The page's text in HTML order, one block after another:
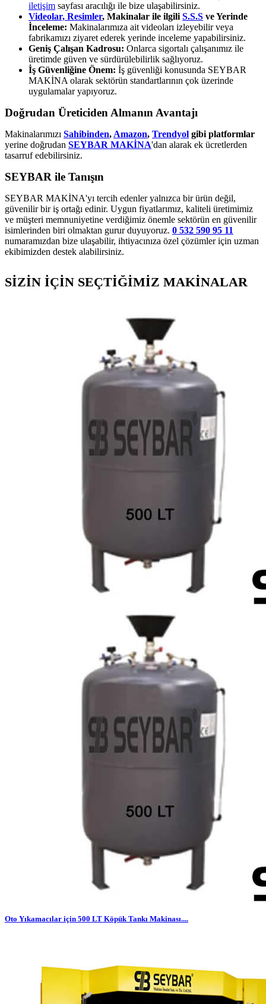
iletişim sayfası aracılığı ile bize ulaşabilirsiniz.
Videolar, Resimler, Makinalar ile ilgili S.S.S ve Yerinde
İnceleme: Makinalarımıza ait videoları izleyebilir veya
fabrikamızı ziyaret ederek yerinde inceleme yapabilirsiniz.
Geniş Çalışan Kadrosu: Onlarca sigortalı çalışanımız ile
üretimde güven ve sürdürülebilirlik sağlıyoruz.
İş Güvenliğine Önem: İş güvenliği konusunda SEYBAR
MAKİNA olarak sektörün standartlarının çok üzerinde
uygulamalar yapıyoruz.
Doğrudan Üreticiden Almanın Avantajı
Makinalarımızı Sahibinden, Amazon, Trendyol gibi platformlar
yerine doğrudan SEYBAR MAKİNA'dan alarak ek ücretlerden
tasarruf edebilirsiniz.
SEYBAR ile Tanışın
SEYBAR MAKİNA'yı tercih edenler yalnızca bir ürün değil,
güvenilir bir iş ortağı edinir. Uygun fiyatlarımız, kaliteli üretimimiz
ve müşteri memnuniyetine verdiğimiz önemle sektörün en güvenilir
isimlerinden biri olmaktan gurur duyuyoruz. 0 532 590 95 11
numaramızdan bize ulaşabilir, ihtiyacınıza özel çözümler için uzman
ekibimizden destek alabilirsiniz.
SİZİN İÇİN SEÇTİĞİMİZ MAKİNALAR
Oto Yıkamacılar için 500 LT Köpük Tankı Makinası....